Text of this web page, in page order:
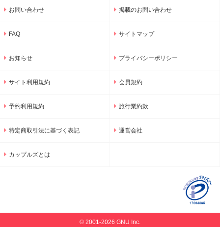
お問い合わせ 掲載のお問い合わせ
FAQ サイトマップ
お知らせ プライバシーポリシー
サイト利用規約 会員規約
予約利用規約 旅行業約款
特定商取引法に基づく表記 運営会社
カップルズとは
© 2001-2026 GNU Inc.